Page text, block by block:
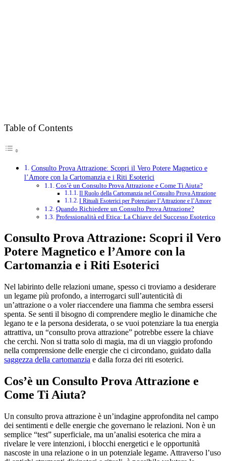
Table of Contents
Consulto Prova Attrazione: Scopri il Vero Potere Magnetico e
l’Amore con la Cartomanzia e i Riti Esoterici
Cos’è un Consulto Prova Attrazione e Come Ti Aiuta?
Il Ruolo della Cartomanzia nel Consulto Prova Attrazione
I Rituali Esoterici per Potenziare l’Attrazione e l’Amore
Quando Richiedere un Consulto Prova Attrazione?
Professionalità ed Etica: La Chiave del Successo Esoterico
Consulto Prova Attrazione: Scopri il Vero
Potere Magnetico e l’Amore con la
Cartomanzia e i Riti Esoterici
Nel labirinto delle relazioni umane, spesso ci troviamo a desiderare
un legame più profondo, a interrogarci sull’autenticità di
un’attrazione o a voler riaccendere una fiamma che sembra essersi
spenta. Se senti il bisogno di comprendere meglio le dinamiche che
legano te e la persona desiderata, o se vuoi potenziare la tua energia
attrattiva, un “consulto prova attrazione” potrebbe essere la chiave
che cerchi. Non si tratta solo di magia, ma di un viaggio profondo
nella comprensione delle energie che ci circondano, guidato dalla
saggezza della cartomanzia e dalla forza dei riti esoterici.
Cos’è un Consulto Prova Attrazione e
Come Ti Aiuta?
Un consulto prova attrazione è un’indagine approfondita nel campo
dei sentimenti e delle energie che governano le relazioni. Non è un
semplice “test” superficiale, ma un’analisi esoterica che mira a
rivelare le vere intenzioni, i blocchi energetici e le opportunità
nascoste in una relazione o in un potenziale legame. Attraverso l’uso